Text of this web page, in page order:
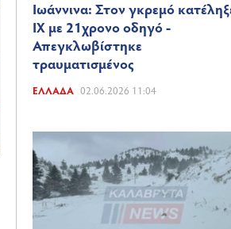
Ιωάννινα: Στον γκρεμό
ΙΧ με 21χρονο οδηγό -
Απεγκλωβίστηκε
τραυματισμένος
ΕΛΛΆΔΑ 02.06.2026 11:04